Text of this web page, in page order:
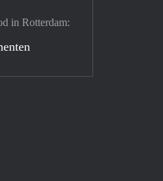
in Rotterdam: